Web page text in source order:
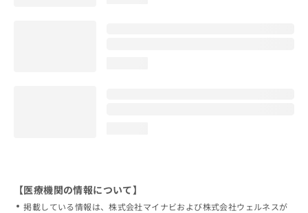
【医療機関の情報について】
掲載している情報は、株式会社マイナビおよび株式会社ウェルネスが